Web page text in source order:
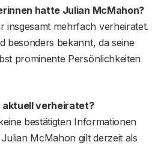
hatte Julian McMahon?
insgesamt mehrfach verheiratet.
besonders bekannt, da seine
prominente Persönlichkeiten
aktuell verheiratet?
bestätigten Informationen
McMahon gilt derzeit als